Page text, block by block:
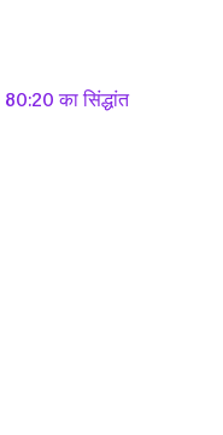
का सिंद्धांत